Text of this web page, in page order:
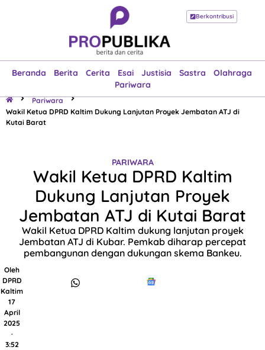
Berkontribusi
Beranda Berita Cerita Esai Justisia Sastra
Olahraga
Pariwara
Beranda
Esai
Justisia
Sastra
Olahraga
Pariwara
Pariwara
Wakil Ketua DPRD Kaltim Dukung Lanjutan Proyek Jembatan ATJ di
Kutai Barat
PARIWARA
Wakil Ketua DPRD Kaltim
Dukung Lanjutan Proyek
Jembatan ATJ di Kutai Barat
Wakil Ketua DPRD Kaltim dukung lanjutan proyek
Jembatan ATJ di Kubar. Pemkab diharap percepat
pembangunan dengan dukungan skema Bankeu.
Oleh
DPRD
Kaltim
17
April
2025
·
3:52